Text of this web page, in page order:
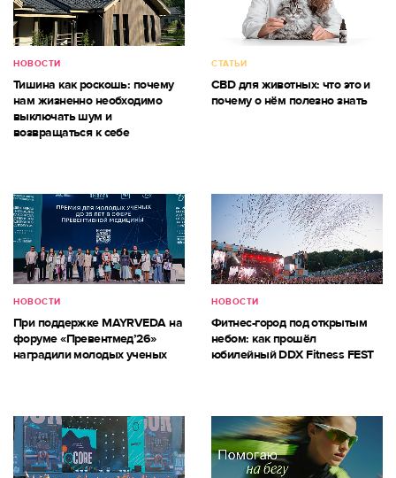
НОВОСТИ
Тишина как роскошь: почему
нам жизненно необходимо
выключать шум и
возвращаться к себе
СТАТЬИ
CBD для животных: что это и
почему о нём полезно знать
НОВОСТИ
При поддержке MAYRVEDA на
форуме «Превентмед’26»
наградили молодых ученых
НОВОСТИ
Фитнес-город под открытым
небом: как прошёл
юбилейный DDX Fitness FEST